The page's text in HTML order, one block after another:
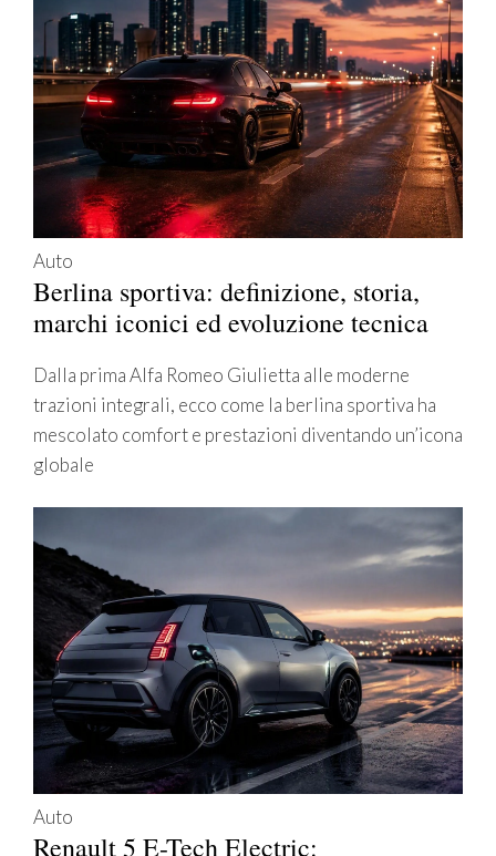
Auto
Berlina sportiva: definizione, storia,
marchi iconici ed evoluzione tecnica
Dalla prima Alfa Romeo Giulietta alle moderne
trazioni integrali, ecco come la berlina sportiva ha
mescolato comfort e prestazioni diventando un’icona
globale
Auto
Renault 5 E-Tech Electric: